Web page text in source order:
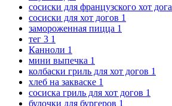
сосиски для французского хот дога
сосиски для хот догов 1
замороженная пицца 1
тег 3 1
Канноли 1
мини выпечка 1
колбаски гриль для хот догов 1
хлеб на закваске 1
сосиска гриль для хот догов 1
булочки для бургеров 1